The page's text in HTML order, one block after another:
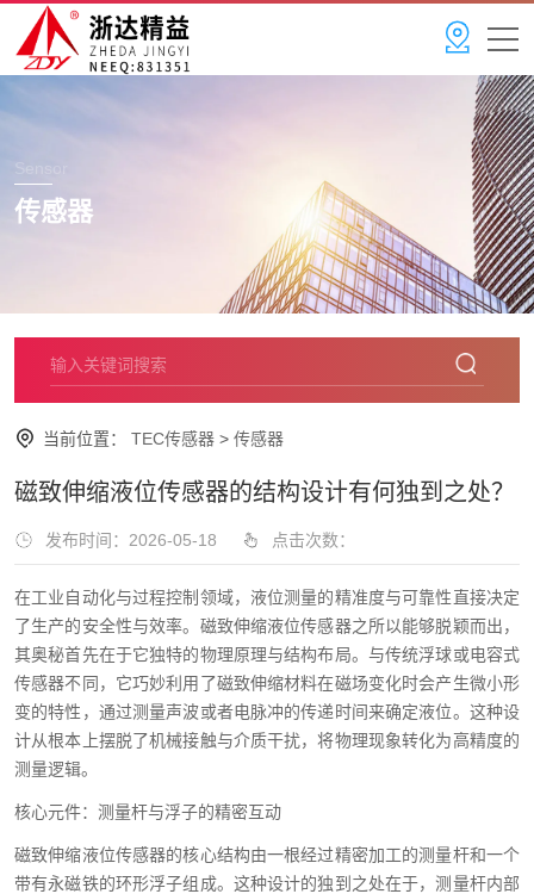
Sensor
传感器
当前位置： TEC传感器 > 传感器
磁致伸缩液位传感器的结构设计有何独到之处？
发布时间：2026-05-18 点击次数：
在工业自动化与过程控制领域，液位测量的精准度与可靠性直接决定
了生产的安全性与效率。磁致伸缩液位传感器之所以能够脱颖而出，
其奥秘首先在于它独特的物理原理与结构布局。与传统浮球或电容式
传感器不同，它巧妙利用了磁致伸缩材料在磁场变化时会产生微小形
变的特性，通过测量声波或者电脉冲的传递时间来确定液位。这种设
计从根本上摆脱了机械接触与介质干扰，将物理现象转化为高精度的
测量逻辑。
核心元件：测量杆与浮子的精密互动
磁致伸缩液位传感器的核心结构由一根经过精密加工的测量杆和一个
带有永磁铁的环形浮子组成。这种设计的独到之处在于，测量杆内部